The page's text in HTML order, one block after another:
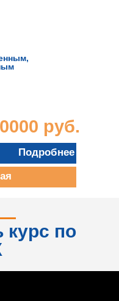
руб.
Подробнее
курс по